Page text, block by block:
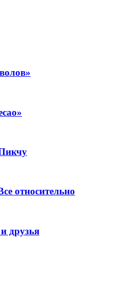
относительно
друзья